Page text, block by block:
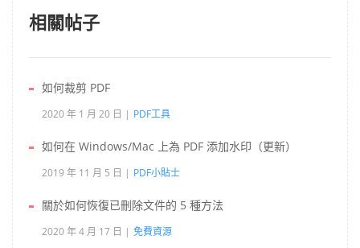
相關帖子
如何裁剪 PDF
2020 年 1 月 20 日 PDF工具
如何在 Windows/Mac 上為 PDF 添加水印（更新）
2019 年 11 月 5 日 PDF小貼士
關於如何恢復已刪除文件的 5 種方法
2020 年 4 月 17 日 免費資源